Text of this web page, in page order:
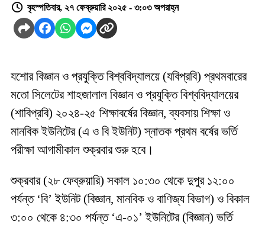
বৃহস্পতিবার, ২৭ ফেব্রুয়ারি ২০২৫ - ৩:০৩ অপরাহ্ন
যশোর বিজ্ঞান ও প্রযুক্তি বিশ্ববিদ্যালয়ে (যবিপ্রবি) প্রথমবারের
মতো সিলেটের শাহজালাল বিজ্ঞান ও প্রযুক্তি বিশ্ববিদ্যালয়ের
(শাবিপ্রবি) ২০২৪-২৫ শিক্ষাবর্ষের বিজ্ঞান, ব্যবসায় শিক্ষা ও
মানবিক ইউনিটের (এ ও বি ইউনিট) স্নাতক প্রথম বর্ষের ভর্তি
পরীক্ষা আগামীকাল শুক্রবার শুরু হবে।
শুক্রবার (২৮ ফেব্রুয়ারি) সকাল ১০:৩০ থেকে দুপুর ১২:০০
পর্যন্ত ‘বি’ ইউনিট (বিজ্ঞান, মানবিক ও বাণিজ্য বিভাগ) ও বিকাল
৩:০০ থেকে ৪:৩০ পর্যন্ত ‘এ-০১’ ইউনিটের (বিজ্ঞান) ভর্তি